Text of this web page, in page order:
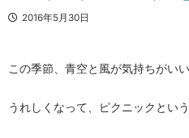
2016年5月30日
この季節、青空と風が気持ちがい
うれしくなって、ピクニックとい